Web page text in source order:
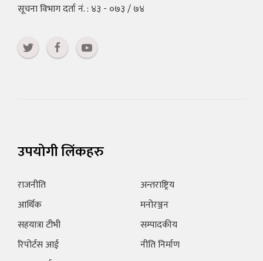
सूचना विभाग दर्ता नं. : ४३ - ०७३ / ७४
उपयोगी लिंकहरु
राजनीति
आर्थिक
सहयात्रा टीभी
रिपोर्टस आई
अन्तराष्ट्रिय
मनोरञ्जन
सम्पादकीय
नीति निर्माण